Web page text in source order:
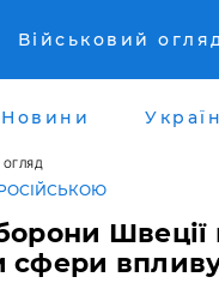
Військовий
Новини
ОГЛЯД
сфери